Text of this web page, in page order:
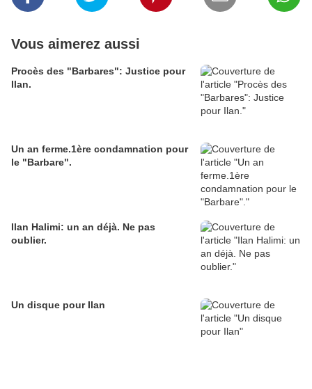
Vous aimerez aussi
Procès des "Barbares": Justice pour
Ilan.
Un an ferme.1ère condamnation pour
le "Barbare".
Ilan Halimi: un an déjà. Ne pas
oublier.
Un disque pour Ilan